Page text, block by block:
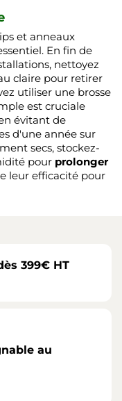
et anneaux
En fin de
nettoyez
claire pour retirer
utiliser une brosse
est cruciale
évitant de
d'une année sur
secs, stockez-
pour prolonger
leur efficacité pour
399€ HT
au